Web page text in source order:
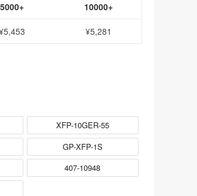
5000+ 10000+
¥5,281
XFP-10GER-55
GP-XFP-1S
407-10948